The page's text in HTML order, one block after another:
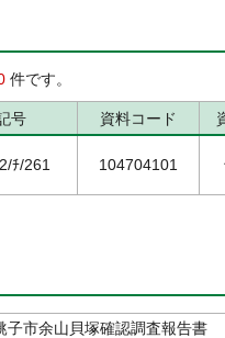
件です。
号 資料コード
ﾁ/261 104704101
子市余山貝塚確認調査報告書